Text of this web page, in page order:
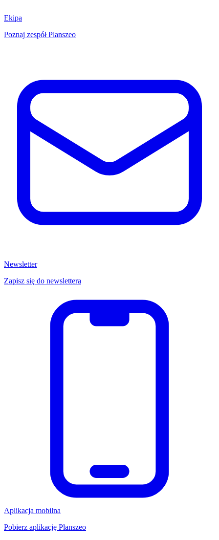
Ekipa
Poznaj zespół Planszeo
Newsletter
Zapisz się do newslettera
Aplikacja mobilna
Pobierz aplikację Planszeo